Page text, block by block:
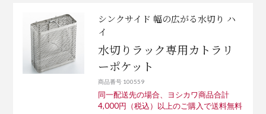
シンクサイド 幅の広がる水切り ハ
イ
水切りラック専用カトラリ
ーポケット
商品番号 100559
同一配送先の場合、ヨシカワ商品合計
4,000円（税込）以上のご購入で送料無料